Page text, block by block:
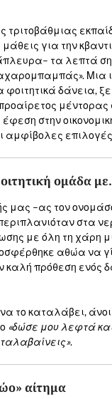
τριτοβάθμιας
για την
τα λεπτά
Μια
φοιτητικά δάνεια,
μέντορας
στην
αμφίβολες
ομάδα
μας –ας τον
στα
με όλη τη χάρη
αθώα να
καλή πρόθεση ενός
το καταλάβει,
«δώσε μου λεφτά
.
αίτημα